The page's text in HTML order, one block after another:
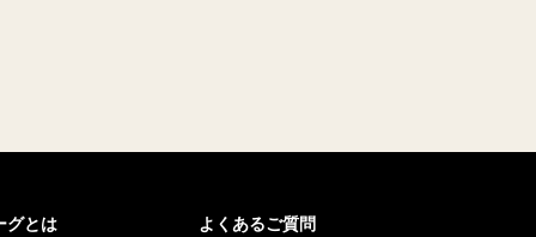
グとは
よくあるご質問